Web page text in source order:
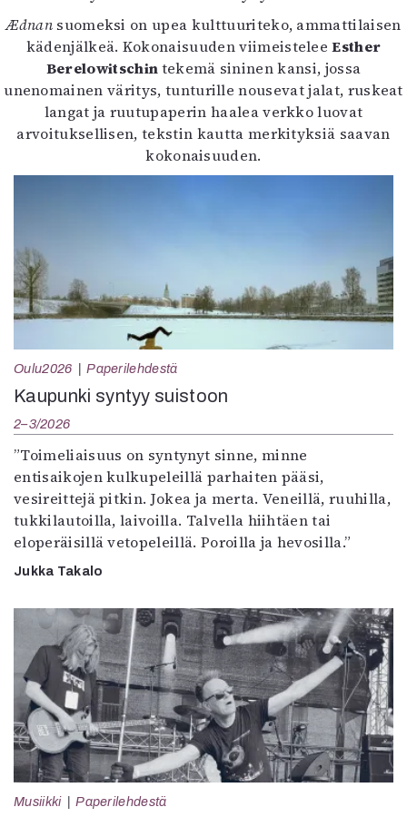
Ædnan suomeksi on upea kulttuuriteko, ammattilaisen
kädenjälkeä. Kokonaisuuden viimeisteleeEsther
Berelowitschintekemä sininen kansi, jossa
unenomainen väritys, tunturille nousevat jalat, ruskeat
langat ja ruutupaperin haalea verkko luovat
arvoituksellisen, tekstin kautta merkityksiä saavan
kokonaisuuden.
Oulu2026 Paperilehdestä
Kaupunki syntyy suistoon
2–3/2026
”Toimeliaisuus on syntynyt sinne, minne
entisaikojen kulkupeleillä parhaiten pääsi,
vesireittejä pitkin. Jokea ja merta. Veneillä, ruuhilla,
tukkilautoilla, laivoilla. Talvella hiihtäen tai
eloperäisillä vetopeleillä. Poroilla ja hevosilla.”
Jukka Takalo
Musiikki Paperilehdestä